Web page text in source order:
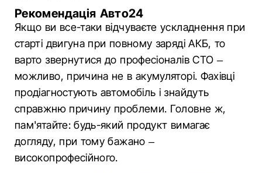
Рекомендація Авто24
Якщо ви все-таки відчуваєте ускладнення при
старті двигуна при повному заряді АКБ, то
варто звернутися до професіоналів СТО –
можливо, причина не в акумуляторі. Фахівці
продіагностують автомобіль і знайдуть
справжню причину проблеми. Головне ж,
пам'ятайте: будь-який продукт вимагає
догляду, при тому бажано –
високопрофесійного.